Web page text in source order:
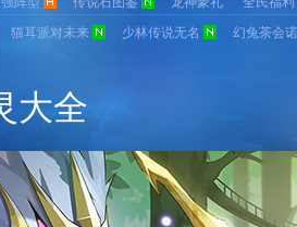
猫耳派对未来 少林传说无名 幻兔茶会
大全